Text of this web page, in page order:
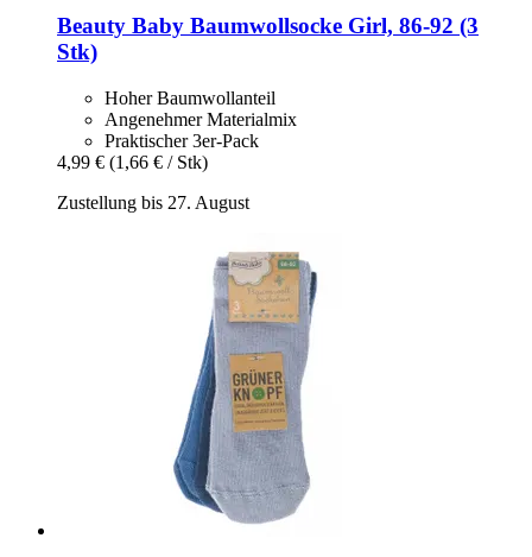
Beauty Baby Baumwollsocke Girl, 86-​92 (3
Stk)
Hoher Baumwollanteil
Angenehmer Materialmix
Praktischer 3er-Pack
4,99 € (1,66 € / Stk)
Zustellung bis 27. August